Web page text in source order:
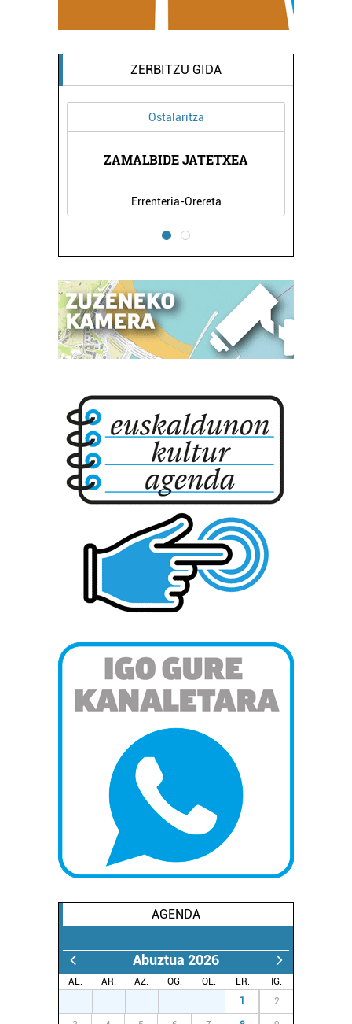
ZERBITZU GIDA
Ostalaritza
ZAMALBIDE JATETXEA
Errenteria-Orereta
AGENDA
Abuztua 2026
AL. AR. AZ. OG. OL. LR.
IG.
1 2